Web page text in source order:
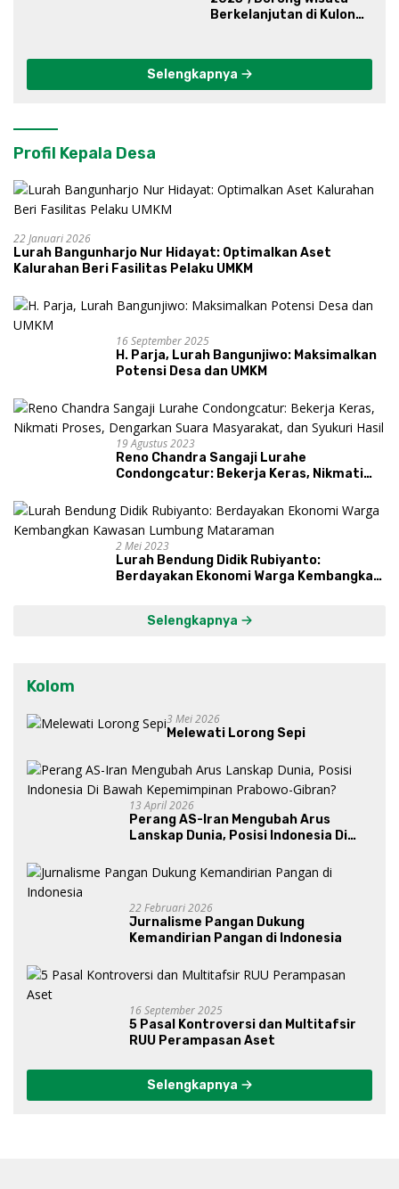
Berkelanjutan di Kulon
Selengkapnya
Profil Kepala Desa
22 Januari 2026
Lurah Bangunharjo Nur Hidayat: Optimalkan Aset
Kalurahan Beri Fasilitas Pelaku UMKM
16 September 2025
H. Parja, Lurah Bangunjiwo: Maksimalkan
Potensi Desa dan UMKM
19 Agustus 2023
Reno Chandra Sangaji Lurahe
Condongcatur: Bekerja Keras, Nikmati
dan Syukuri Hasil
2 Mei 2023
Lurah Bendung Didik Rubiyanto:
Berdayakan Ekonomi Warga Kembangkan
Selengkapnya
Kolom
3 Mei 2026
Melewati Lorong Sepi
13 April 2026
Perang AS-Iran Mengubah Arus
Lanskap Dunia, Posisi Indonesia Di
Gibran?
22 Februari 2026
Jurnalisme Pangan Dukung
Kemandirian Pangan di Indonesia
16 September 2025
5 Pasal Kontroversi dan Multitafsir
RUU Perampasan Aset
Selengkapnya